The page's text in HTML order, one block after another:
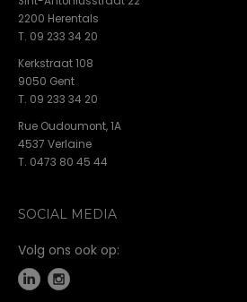
2200 Herentals
T. 09 233 34 20
Kerkstraat 108
9050 Gent
T. 09 233 34 20
Rue Oudoumont, 1A
4537 Verlaine
T. 0473 80 45 44
SOCIAL MEDIA
Volg ons ook op: